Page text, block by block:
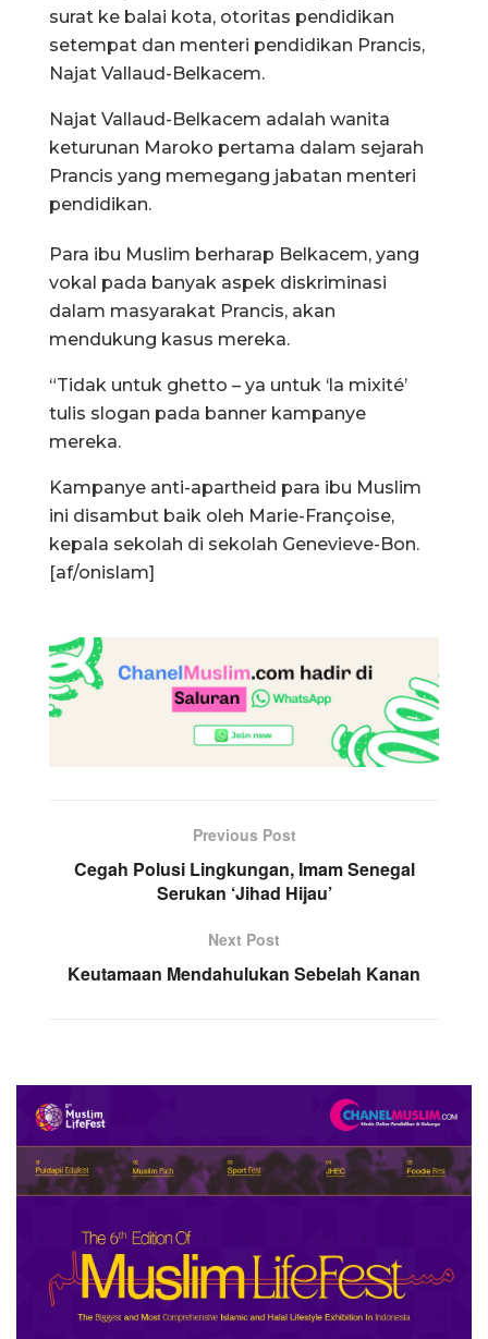
surat ke balai kota, otoritas pendidikan
setempat dan menteri pendidikan Prancis,
Najat Vallaud-Belkacem.
Najat Vallaud-Belkacem adalah wanita
keturunan Maroko pertama dalam sejarah
Prancis yang memegang jabatan menteri
pendidikan.
Para ibu Muslim berharap Belkacem, yang
vokal pada banyak aspek diskriminasi
dalam masyarakat Prancis, akan
mendukung kasus mereka.
“Tidak untuk ghetto – ya untuk ‘la mixité’
tulis slogan pada banner kampanye
mereka.
Kampanye anti-apartheid para ibu Muslim
ini disambut baik oleh Marie-Françoise,
kepala sekolah di sekolah Genevieve-Bon.
[af/onislam]
Previous Post
Cegah Polusi Lingkungan, Imam Senegal
Serukan ‘Jihad Hijau’
Next Post
Keutamaan Mendahulukan Sebelah Kanan